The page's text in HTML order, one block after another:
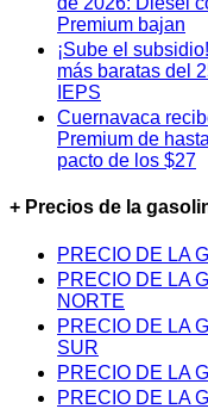
Premium bajan
¡Sube el
más baratas del
IEPS
Cuernavaca
Premium de
pacto de los $27
+ Precios de la
PRECIO DE LA
PRECIO DE LA
NORTE
PRECIO DE LA
SUR
PRECIO DE LA
PRECIO DE LA